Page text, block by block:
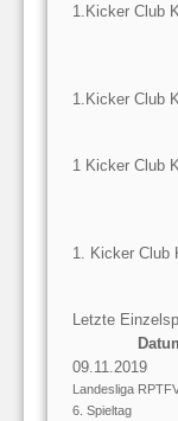
1.Kicker Club
1.Kicker Club
1 Kicker Club
1. Kicker Club
Letzte
09.11.2019
Landesliga
6. Spieltag